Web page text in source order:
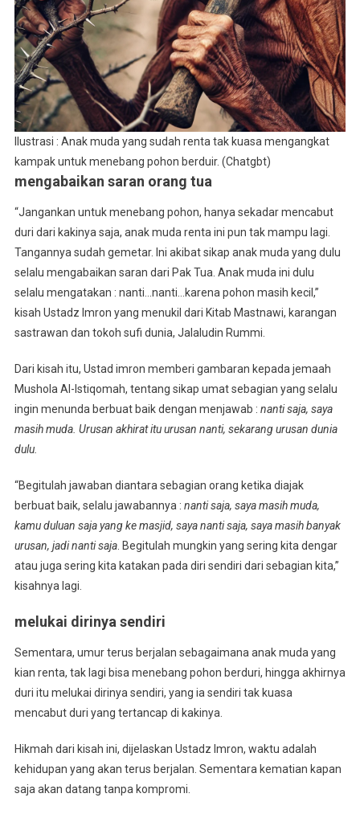
Ilustrasi : Anak muda yang sudah renta tak kuasa mengangkat
kampak untuk menebang pohon berduir. (Chatgbt)
mengabaikan saran orang tua
“Jangankan untuk menebang pohon, hanya sekadar mencabut
duri dari kakinya saja, anak muda renta ini pun tak mampu lagi.
Tangannya sudah gemetar. Ini akibat sikap anak muda yang dulu
selalu mengabaikan saran dari Pak Tua. Anak muda ini dulu
selalu mengatakan : nanti…nanti…karena pohon masih kecil,”
kisah Ustadz Imron yang menukil dari Kitab Mastnawi, karangan
sastrawan dan tokoh sufi dunia, Jalaludin Rummi.
Dari kisah itu, Ustad imron memberi gambaran kepada jemaah
Mushola Al-Istiqomah, tentang sikap umat sebagian yang selalu
ingin menunda berbuat baik dengan menjawab : nanti saja, saya
masih muda. Urusan akhirat itu urusan nanti, sekarang urusan dunia
dulu.
“Begitulah jawaban diantara sebagian orang ketika diajak
berbuat baik, selalu jawabannya : nanti saja, saya masih muda,
kamu duluan saja yang ke masjid, saya nanti saja, saya masih banyak
urusan, jadi nanti saja. Begitulah mungkin yang sering kita dengar
atau juga sering kita katakan pada diri sendiri dari sebagian kita,”
kisahnya lagi.
melukai dirinya sendiri
Sementara, umur terus berjalan sebagaimana anak muda yang
kian renta, tak lagi bisa menebang pohon berduri, hingga akhirnya
duri itu melukai dirinya sendiri, yang ia sendiri tak kuasa
mencabut duri yang tertancap di kakinya.
Hikmah dari kisah ini, dijelaskan Ustadz Imron, waktu adalah
kehidupan yang akan terus berjalan. Sementara kematian kapan
saja akan datang tanpa kompromi.